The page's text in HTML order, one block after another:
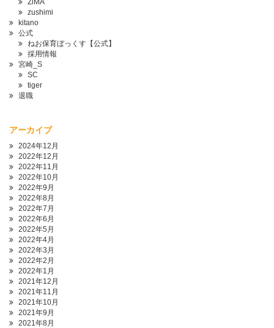
ZiMA
zushimi
kitano
公式
ねお保育ぼっくす【公式】
採用情報
宮崎_S
SC
tiger
退職
アーカイブ
2024年12月
2022年12月
2022年11月
2022年10月
2022年9月
2022年8月
2022年7月
2022年6月
2022年5月
2022年4月
2022年3月
2022年2月
2022年1月
2021年12月
2021年11月
2021年10月
2021年9月
2021年8月